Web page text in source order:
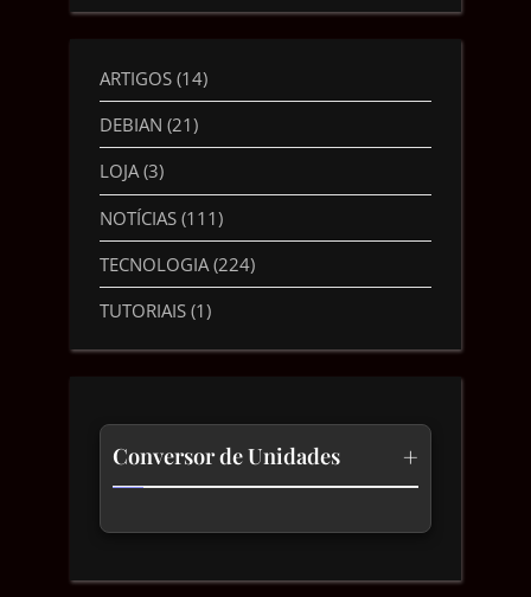
ARTIGOS (14)
DEBIAN (21)
LOJA(3)
NOTÍCIAS (111)
TECNOLOGIA (224)
TUTORIAIS (1)
Conversor de Unidades +
Comprimento